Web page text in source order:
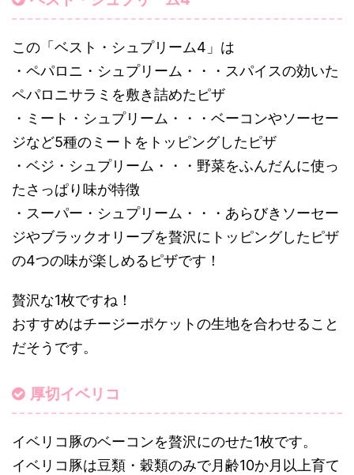
この「ベスト・シュプリーム4」は
・ペパロニ・シュプリーム・・・スパイスの効いた
ペパロニサラミを敷き詰めたピザ
・ミート・シュプリーム・・・ベーコンやソーセー
ジなど5種のミートをトッピングしたピザ
・ベジ・シュプリーム・・・野菜をふんだんに使っ
たさっぱり味が特徴
・スーパー・シュプリーム・・・あらびきソーセー
ジやブラックオリーブを贅沢にトッピングしたピザ
の4つの味が楽しめるピザです！
贅沢な1枚ですね！
おすすめはチージーポケットの生地を合わせること
だそうです。
厚切イベリコ
イベリコ豚のベーコンを贅沢にのせた1枚です。
イベリコ豚は豆類・穀類のみで月齢10か月以上育て